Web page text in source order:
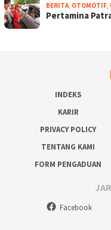
BERITA, OTOMOTIF,
Pertamina
INDEKS
KARIR
PRIVACY POLICY
TENTANG KAMI
FORM PENGADUAN
Facebook